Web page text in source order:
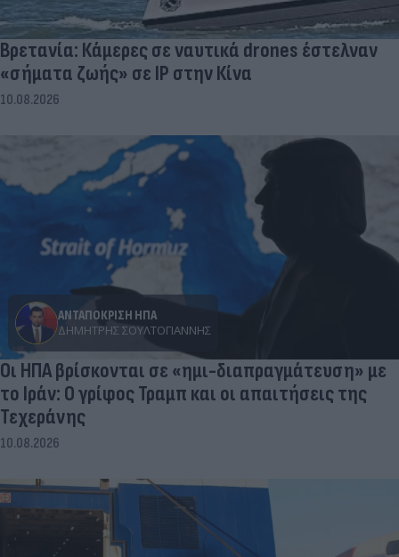
Βρετανία: Κάμερες σε ναυτικά drones έστελναν
«σήματα ζωής» σε IP στην Κίνα
10.08.2026
ΑΝΤΑΠΟΚΡΙΣΗ ΗΠΑ
ΔΗΜΉΤΡΗΣ ΣΟΥΛΤΟΓΙΆΝΝΗΣ
Οι ΗΠΑ βρίσκονται σε «ημι-διαπραγμάτευση» με
το Ιράν: Ο γρίφος Τραμπ και οι απαιτήσεις της
Τεχεράνης
10.08.2026